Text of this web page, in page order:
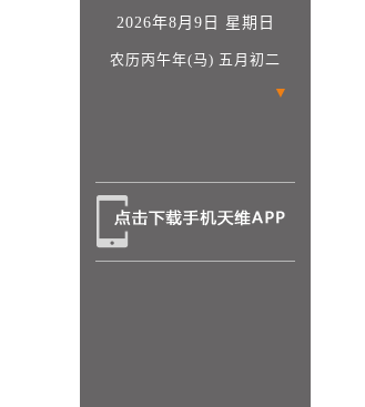
2026年8月9日 星期日
农历丙午年(马) 五月初二
▼